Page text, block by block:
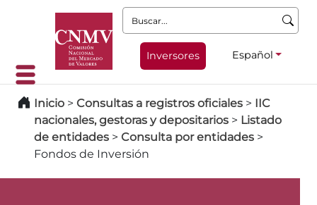
Buscar:
Inversores Español
Inicio > Consultas a registros oficiales > IIC
nacionales, gestoras y depositarios > Listado
de entidades > Consulta por entidades >
Fondos de Inversión